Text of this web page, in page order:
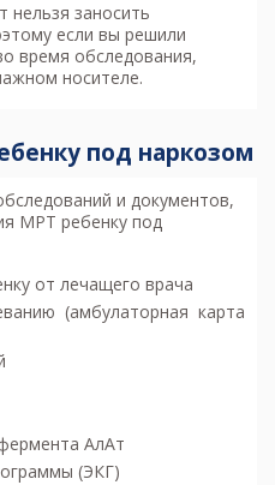
заносить
если вы решили
время обследования,
носителе.
под наркозом
и документов,
МРТ ребенку под
от лечащего врача
(амбулаторная карта
АлАт
(ЭКГ)